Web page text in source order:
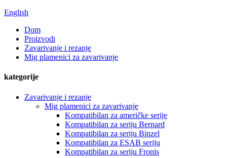
English
Dom
Proizvodi
Zavarivanje i rezanje
Mig plamenici za zavarivanje
kategorije
Zavarivanje i rezanje
Mig plamenici za zavarivanje
Kompatibilan za američke serije
Kompatibilan za seriju Bernard
Kompatibilan za seriju Binzel
Kompatibilan za ESAB seriju
Kompatibilan za seriju Fronis